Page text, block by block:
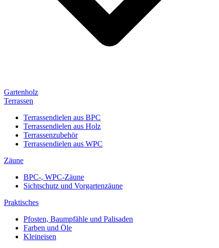
Gartenholz
Terrassen
Terrassendielen aus BPC
Terrassendielen aus Holz
Terrassenzubehör
Terrassendielen aus WPC
Zäune
BPC-, WPC-Zäune
Sichtschutz und Vorgartenzäune
Praktisches
Pfosten, Baumpfähle und Palisaden
Farben und Öle
Kleineisen